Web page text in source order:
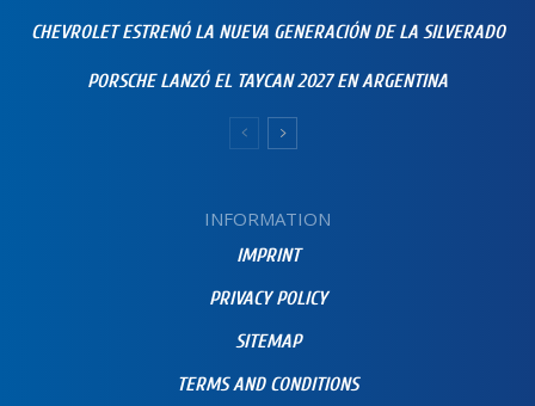
CHEVROLET ESTRENÓ LA NUEVA GENERACIÓN DE LA SILVERADO
PORSCHE LANZÓ EL TAYCAN 2027 EN ARGENTINA
INFORMATION
IMPRINT
PRIVACY POLICY
SITEMAP
TERMS AND CONDITIONS